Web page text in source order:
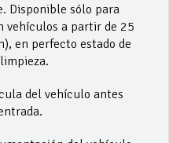
Disponible sólo para
vehículos a partir de 25
en perfecto estado de
del vehículo antes